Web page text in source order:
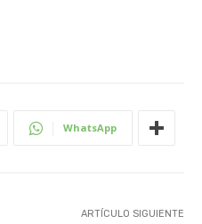
WhatsApp
ARTÍCULO SIGUIENTE